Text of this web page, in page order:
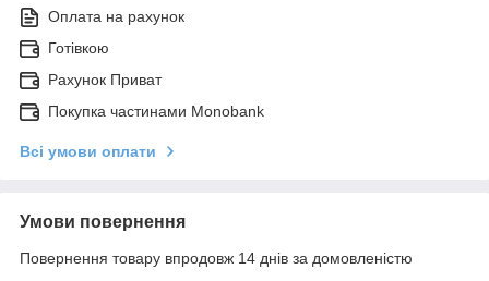
Оплата на рахунок
Готівкою
Рахунок Приват
Покупка частинами Monobank
Всі умови оплати
Умови повернення
Повернення товару впродовж 14 днів за домовленістю